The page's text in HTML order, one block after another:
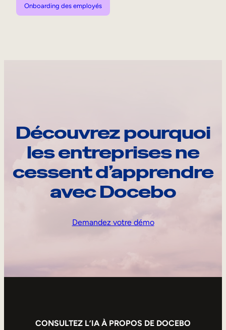
Onboarding des employés
Découvrez pourquoi
les entreprises ne
cessent d’apprendre
avec Docebo
Demandez votre démo
CONSULTEZ L’IA À PROPOS DE DOCEBO